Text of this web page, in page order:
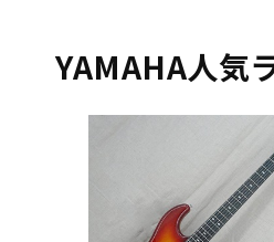
YAMAHA人気